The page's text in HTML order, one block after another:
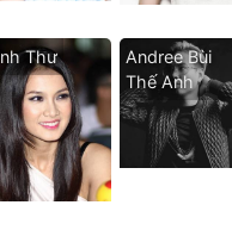
Thư
Andree Bùi
Thế Anh